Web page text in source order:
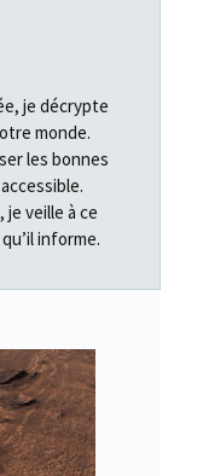
je décrypte
monde.
les bonnes
je veille à ce
informe.